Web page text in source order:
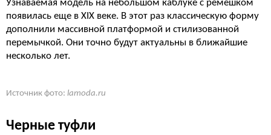
Узнаваемая модель на небольшом каблуке с ремешком
появилась еще в XIX веке. В этот раз классическую форму
дополнили массивной платформой и стилизованной
перемычкой. Они точно будут актуальны в ближайшие
несколько лет.
Источник фото: lamoda.ru
Черные туфли